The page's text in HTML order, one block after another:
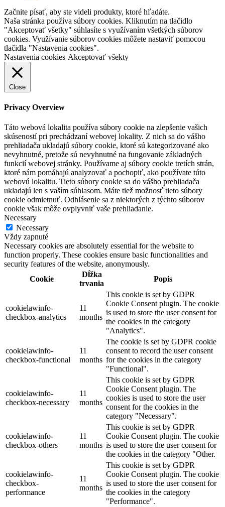
Začnite písať, aby ste videli produkty, ktoré hľadáte.
Naša stránka používa súbory cookies. Kliknutím na tlačidlo
"Akceptovať všetky" súhlasíte s využívaním všetkých súborov
cookies. Využívanie súborov cookies môžete nastaviť pomocou
tlačidla "Nastavenia cookies".
Nastavenia cookies Akceptovať všekty
Close
Privacy Overview
Táto webová lokalita používa súbory cookie na zlepšenie vašich
skúseností pri prechádzaní webovej lokality. Z nich sa do vášho
prehliadača ukladajú súbory cookie, ktoré sú kategorizované ako
nevyhnutné, pretože sú nevyhnutné na fungovanie základných
funkcií webovej stránky. Používame aj súbory cookie tretích strán,
ktoré nám pomáhajú analyzovať a pochopiť, ako používate túto
webovú lokalitu. Tieto súbory cookie sa do vášho prehliadača
ukladajú len s vaším súhlasom. Máte tiež možnosť tieto súbory
cookie odmietnuť. Odhlásenie sa z niektorých z týchto súborov
cookie však môže ovplyvniť vaše prehliadanie.
Necessary
Necessary
Vždy zapnuté
Necessary cookies are absolutely essential for the website to
function properly. These cookies ensure basic functionalities and
security features of the website, anonymously.
Cookie
Dĺžka
trvania
Popis
cookielawinfo-
checkbox-analytics
11
months
This cookie is set by GDPR
Cookie Consent plugin. The cookie
is used to store the user consent for
the cookies in the category
"Analytics".
cookielawinfo-
checkbox-functional
11
months
The cookie is set by GDPR cookie
consent to record the user consent
for the cookies in the category
"Functional".
cookielawinfo-
checkbox-necessary
11
months
This cookie is set by GDPR
Cookie Consent plugin. The
cookies is used to store the user
consent for the cookies in the
category "Necessary".
cookielawinfo-
checkbox-others
11
months
This cookie is set by GDPR
Cookie Consent plugin. The cookie
is used to store the user consent for
the cookies in the category "Other.
cookielawinfo-
checkbox-
performance
11
months
This cookie is set by GDPR
Cookie Consent plugin. The cookie
is used to store the user consent for
the cookies in the category
"Performance".